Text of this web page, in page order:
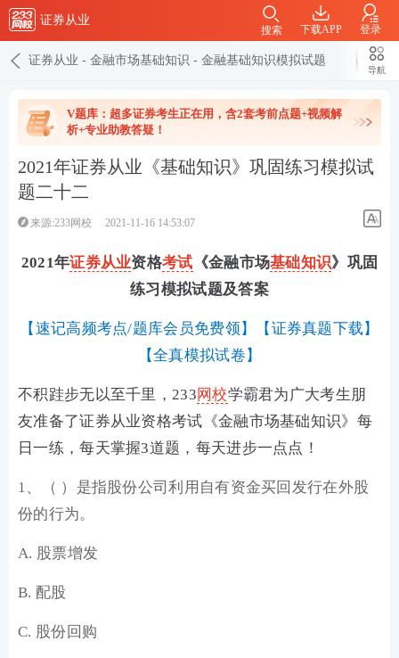
证券从业
下载APP 登录
搜索
证券从业 - 金融市场基础知识 - 金融基础知识模拟试题
导航
V题库：超多证券考生正在用，含2套考前点题+视频解
析+专业助教答疑！
2021年证券从业《基础知识》巩固练习模拟试
题二十二
来源:233网校 2021-11-16 14:53:07
2021年证券从业资格考试 《金融市场基础知识》巩固
练习模拟试题及答案
【 速记高频考点/题库会员免费领 】【 证券真题下载 】
【全真模拟试卷 】
不积跬步无以至千里，233网校学霸君为广大考生朋
友准备了证券从业资格考试《金融市场基础知识》每
日一练，每天掌握3道题，每天进步一点点！
1、（ ）是指股份公司利用自有资金买回发行在外股
份的行为。
A. 股票增发
B. 配股
C. 股份回购